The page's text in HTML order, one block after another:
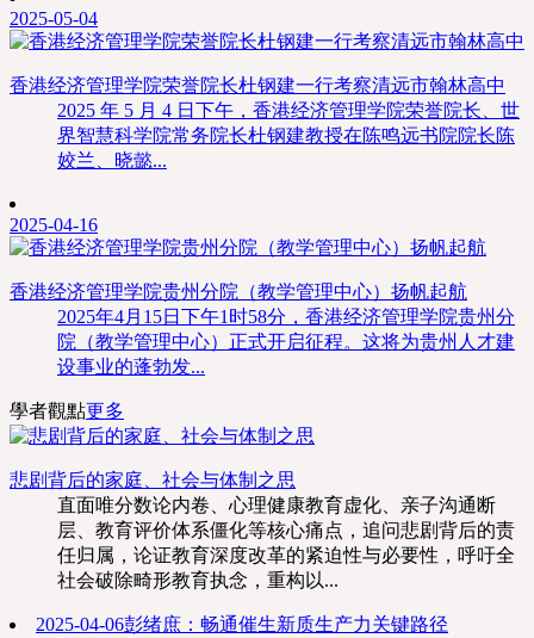
2025-05-04
香港经济管理学院荣誉院长杜钢建一行考察清远市翰林高中
2025 年 5 月 4 日下午，香港经济管理学院荣誉院长、世
界智慧科学院常务院长杜钢建教授在陈鸣远书院院长陈
姣兰、晓懿...
2025-04-16
香港经济管理学院贵州分院（教学管理中心）扬帆起航
2025年4月15日下午1时58分，香港经济管理学院贵州分
院（教学管理中心）正式开启征程。这将为贵州人才建
设事业的蓬勃发...
學者觀點更多
悲剧背后的家庭、社会与体制之思
直面唯分数论内卷、心理健康教育虚化、亲子沟通断
层、教育评价体系僵化等核心痛点，追问悲剧背后的责
任归属，论证教育深度改革的紧迫性与必要性，呼吁全
社会破除畸形教育执念，重构以...
2025-04-06彭绪庶：畅通催生新质生产力关键路径